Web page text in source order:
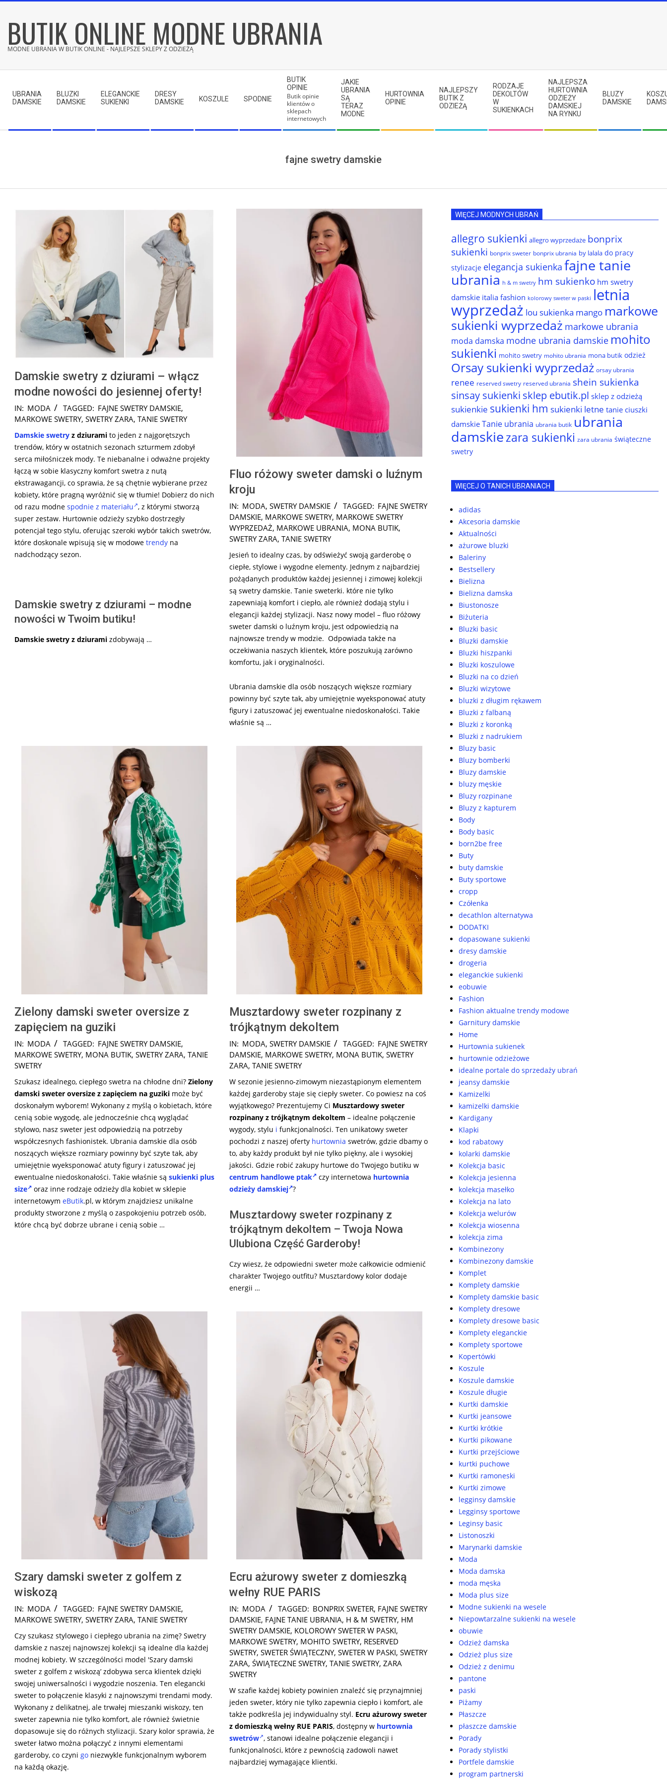
contentBUTIK ONLINE MODNE UBRANIA
MODNE UBRANIA W BUTIK ONLINE - NAJLEPSZE SKLEPY Z ODZIEŻĄ
Menu
UBRANIA
DAMSKIE
BLUZKI
DAMSKIE
ELEGANCKIE
SUKIENKI
DRESY
DAMSKIE
KOSZULE SPODNIE
BUTIK
OPINIE
Butik opinie
klientów o
sklepach
internetowych
JAKIE
UBRANIA
SĄ
TERAZ
MODNE
HURTOWNIA
OPINIE
NAJLEPSZY
BUTIK Z
ODZIEŻĄ
RODZAJE
DEKOLTÓW
W
SUKIENKACH
NAJLEPSZA
HURTOWNIA
ODZIEŻY
DAMSKIEJ
NA RYNKU
BLUZY
DAMSKIE
fajne swetry damskie
Damskie swetry z dziurami – włącz
modne nowości do jesiennej oferty!
2024-
08-
IN: MODA TAGGED: FAJNE SWETRY DAMSKIE,
MARKOWE SWETRY, SWETRY ZARA, TANIE SWETRY
Damskie swetry z dziurami to jeden z najgorętszych
trendów, który w ostatnich sezonach szturmem zdobył
serca miłośniczek mody. Te niebanalne i odważne projekty
łączą w sobie klasyczny komfort swetra z nutą
ekstrawagancji, co sprawia, że są chętnie wybierane przez
kobiety, które pragną wyróżnić się w tłumie! Dobierz do nich
od razu modne spodnie z materiału , z którymi stworzą
super zestaw. Hurtownie odzieży szybko dostrzegły
potencjał tego stylu, oferując szeroki wybór takich swetrów,
które doskonale wpisują się w modowe trendy na
nadchodzący sezon.
Damskie swetry z dziurami – modne
nowości w Twoim butiku!
Damskie swetry z dziurami zdobywają …
Fluo różowy sweter damski o luźnym
kroju
2024-
08-
24
IN: MODA, SWETRY DAMSKIE TAGGED: FAJNE SWETRY
DAMSKIE, MARKOWE SWETRY, MARKOWE SWETRY
WYPRZEDAŻ, MARKOWE UBRANIA, MONA BUTIK,
SWETRY ZARA, TANIE SWETRY
Jesień to idealny czas, by odświeżyć swoją garderobę o
ciepłe, stylowe i wygodne elementy. Jednym z najbardziej
pożądanych produktów każdej jesiennej i zimowej kolekcji
są swetry damskie. Tanie sweterki. które nie tylko
zapewniają komfort i ciepło, ale również dodają stylu i
elegancji każdej stylizacji. Nasz nowy model – fluo różowy
sweter damski o luźnym kroju, jest odpowiedzią na
najnowsze trendy w modzie. Odpowiada także na
oczekiwania naszych klientek, które poszukują zarówno
komfortu, jak i oryginalności.
Ubrania damskie dla osób noszących większe rozmiary
powinny być szyte tak, aby umiejętnie wyeksponować atuty
figury i zatuszować jej ewentualne niedoskonałości. Takie
właśnie są …
Zielony damski sweter oversize z
zapięciem na guziki
2024-
08-
12
IN: MODA TAGGED: FAJNE SWETRY DAMSKIE,
MARKOWE SWETRY, MONA BUTIK, SWETRY ZARA, TANIE
SWETRY
Szukasz idealnego, ciepłego swetra na chłodne dni? Zielony
damski sweter oversize z zapięciem na guziki może być
doskonałym wyborem! Wykonany z myślą o kobietach, które
cenią sobie wygodę, ale jednocześnie chcą wyglądać
stylowo, nasz sweter jest odpowiedzią na potrzeby
współczesnych fashionistek. Ubrania damskie dla osób
noszących większe rozmiary powinny być szyte tak, aby
umiejętnie wyeksponować atuty figury i zatuszować jej
ewentualne niedoskonałości. Takie właśnie są sukienki plus
size
oraz inne rodzaje odzieży dla kobiet w sklepie
internetowym eButik.pl, w którym znajdziesz unikalne
produkty stworzone z myślą o zaspokojeniu potrzeb osób,
które chcą być dobrze ubrane i cenią sobie …
Musztardowy sweter rozpinany z
trójkątnym dekoltem
2024-
08-
11
IN: MODA, SWETRY DAMSKIE TAGGED: FAJNE SWETRY
DAMSKIE, MARKOWE SWETRY, MONA BUTIK, SWETRY
ZARA, TANIE SWETRY
W sezonie jesienno-zimowym niezastąpionym elementem
każdej garderoby staje się ciepły sweter. Co powiesz na coś
wyjątkowego? Prezentujemy Ci Musztardowy sweter
rozpinany z trójkątnym dekoltem – idealne połączenie
wygody, stylu i funkcjonalności. Ten unikatowy sweter
pochodzi z naszej oferty hurtownia swetrów, gdzie dbamy o
to, aby każdy produkt był nie tylko piękny, ale i wysokiej
jakości. Gdzie robić zakupy hurtowe do Twojego butiku w
centrum handlowe ptak
czy internetowa hurtownia
odzieży damskiej ?
Musztardowy sweter rozpinany z
trójkątnym dekoltem – Twoja Nowa
Ulubiona Część Garderoby!
Czy wiesz, że odpowiedni sweter może całkowicie odmienić
charakter Twojego outfitu? Musztardowy kolor dodaje
energii …
Szary damski sweter z golfem z
wiskozą
2024-
07-
IN: MODA TAGGED: FAJNE SWETRY DAMSKIE,
MARKOWE SWETRY, SWETRY ZARA, TANIE SWETRY
Czy szukasz stylowego i ciepłego ubrania na zimę? Swetry
damskie z naszej najnowszej kolekcji są idealne dla każdej
modnej kobiety. W szczególności model 'Szary damski
sweter z golfem z wiskozą’ zdobywa serca klientek dzięki
swojej uniwersalności i wygodzie noszenia. Ten elegancki
sweter to połączenie klasyki z najnowszymi trendami mody.
Wykonany z delikatnej, ale trwałej mieszanki wiskozy, ten
sweter zapewnia nie tylko komfort, ale również świetnie
dopasowuje się do różnych stylizacji. Szary kolor sprawia, że
sweter łatwo można połączyć z innymi elementami
garderoby, co czyni go niezwykle funkcjonalnym wyborem
na każdą okazję.
Ecru ażurowy sweter z domieszką
wełny RUE PARIS
2024-
07-
19
IN: MODA TAGGED: BONPRIX SWETER, FAJNE SWETRY
DAMSKIE, FAJNE TANIE UBRANIA, H & M SWETRY, HM
SWETRY DAMSKIE, KOLOROWY SWETER W PASKI,
MARKOWE SWETRY, MOHITO SWETRY, RESERVED
SWETRY, SWETER ŚWIĄTECZNY, SWETER W PASKI, SWETRY
ZARA, ŚWIĄTECZNE SWETRY, TANIE SWETRY, ZARA
SWETRY
W szafie każdej kobiety powinien znaleźć się przynajmniej
jeden sweter, który nie tylko zapewnia ciepło i komfort, ale
także podkreśla jej indywidualny styl. Ecru ażurowy sweter
z domieszką wełny RUE PARIS, dostępny w hurtownia
swetrów , stanowi idealne połączenie elegancji i
funkcjonalności, które z pewnością zadowoli nawet
najbardziej wymagające klientki.
WIĘCEJ MODNYCH UBRAŃ
allegro sukienki allegro wyprzedaże bonprix
sukienki bonprix sweter bonprix ubrania by lalala do pracy
stylizacje elegancja sukienka fajne tanie
ubrania h & m swetry hm sukienko hm swetry
damskie italia fashion kolorowy sweter w paski letnia
wyprzedaż lou sukienka mango markowe
sukienki wyprzedaż markowe ubrania
moda damska modne ubrania damskie mohito
sukienki mohito swetry mohito ubrania mona butik odzież
Orsay sukienki wyprzedaż orsay ubrania
renee reserved swetry reserved ubrania shein sukienka
sinsay sukienki sklep ebutik.pl sklep z odzieżą
sukienkie sukienki hm sukienki letne tanie ciuszki
damskie Tanie ubrania ubrania butik ubrania
damskiezara sukienki zara ubrania świąteczne
swetry
WIĘCEJ O TANICH UBRANIACH
adidas
Akcesoria damskie
Aktualności
ażurowe bluzki
Baleriny
Bestsellery
Bielizna
Bielizna damska
Biustonosze
Biżuteria
Bluzki basic
Bluzki damskie
Bluzki hiszpanki
Bluzki koszulowe
Bluzki na co dzień
Bluzki wizytowe
bluzki z długim rękawem
Bluzki z falbaną
Bluzki z koronką
Bluzki z nadrukiem
Bluzy basic
Bluzy bomberki
Bluzy damskie
bluzy męskie
Bluzy rozpinane
Bluzy z kapturem
Body
Body basic
born2be free
Buty
buty damskie
Buty sportowe
cropp
Czółenka
decathlon alternatywa
DODATKI
dopasowane sukienki
dresy damskie
drogeria
eleganckie sukienki
eobuwie
Fashion
Fashion aktualne trendy modowe
Garnitury damskie
Home
Hurtownia sukienek
hurtownie odzieżowe
idealne portale do sprzedaży ubrań
jeansy damskie
Kamizelki
kamizelki damskie
Kardigany
Klapki
kod rabatowy
kolarki damskie
Kolekcja basic
Kolekcja jesienna
kolekcja masełko
Kolekcja na lato
Kolekcja welurów
Kolekcja wiosenna
kolekcja zima
Kombinezony
Kombinezony damskie
Komplet
Komplety damskie
Komplety damskie basic
Komplety dresowe
Komplety dresowe basic
Komplety eleganckie
Komplety sportowe
Kopertówki
Koszule
Koszule damskie
Koszule długie
Kurtki damskie
Kurtki jeansowe
Kurtki krótkie
Kurtki pikowane
Kurtki przejściowe
kurtki puchowe
Kurtki ramoneski
Kurtki zimowe
legginsy damskie
Legginsy sportowe
Leginsy basic
Listonoszki
Marynarki damskie
Moda
Moda damska
moda męska
Moda plus size
Modne sukienki na wesele
Niepowtarzalne sukienki na wesele
obuwie
Odzież damska
Odzież plus size
Odzież z denimu
pantone
paski
Piżamy
Płaszcze
płaszcze damskie
Porady
Porady stylistki
Portfele damskie
program partnerski